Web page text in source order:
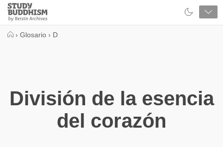
Close
Study
Buddhism
› Glosario › D
División de la esencia
del corazón